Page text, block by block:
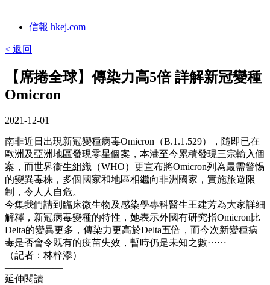
信報 hkej.com
< 返回
【席捲全球】傳染力高5倍 詳解新冠變種
Omicron
2021-12-01
南非近日出現新冠變種病毒Omicron（B.1.1.529），隨即已在
歐洲及亞洲地區發現零星個案，本港至今累積發現三宗輸入個
案，而世界衞生組織（WHO）更宣布將Omicron列為最需警惕
的變異毒株，多個國家和地區相繼向非洲國家，實施旅遊限
制，令人人自危。
今集我們請到臨床微生物及感染學專科醫生王建芳為大家詳細
解釋，新冠病毒變種的特性，她表示外國有研究指Omicron比
Delta的變異更多，傳染力更高於Delta五倍，而今次新變種病
毒是否會令既有的疫苗失效，暫時仍是未知之數⋯⋯
（記者：林梓添）
——————
延伸閱讀